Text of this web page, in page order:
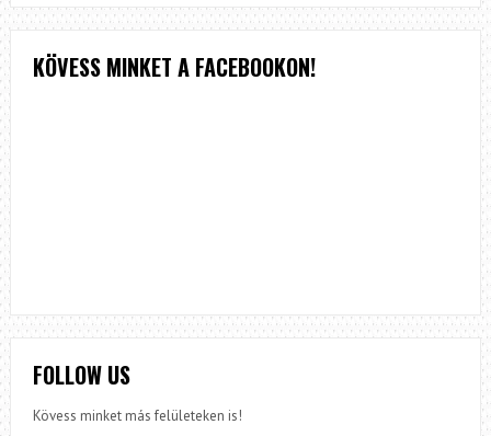
KÖVESS MINKET A FACEBOOKON!
FOLLOW US
Kövess minket más felületeken is!